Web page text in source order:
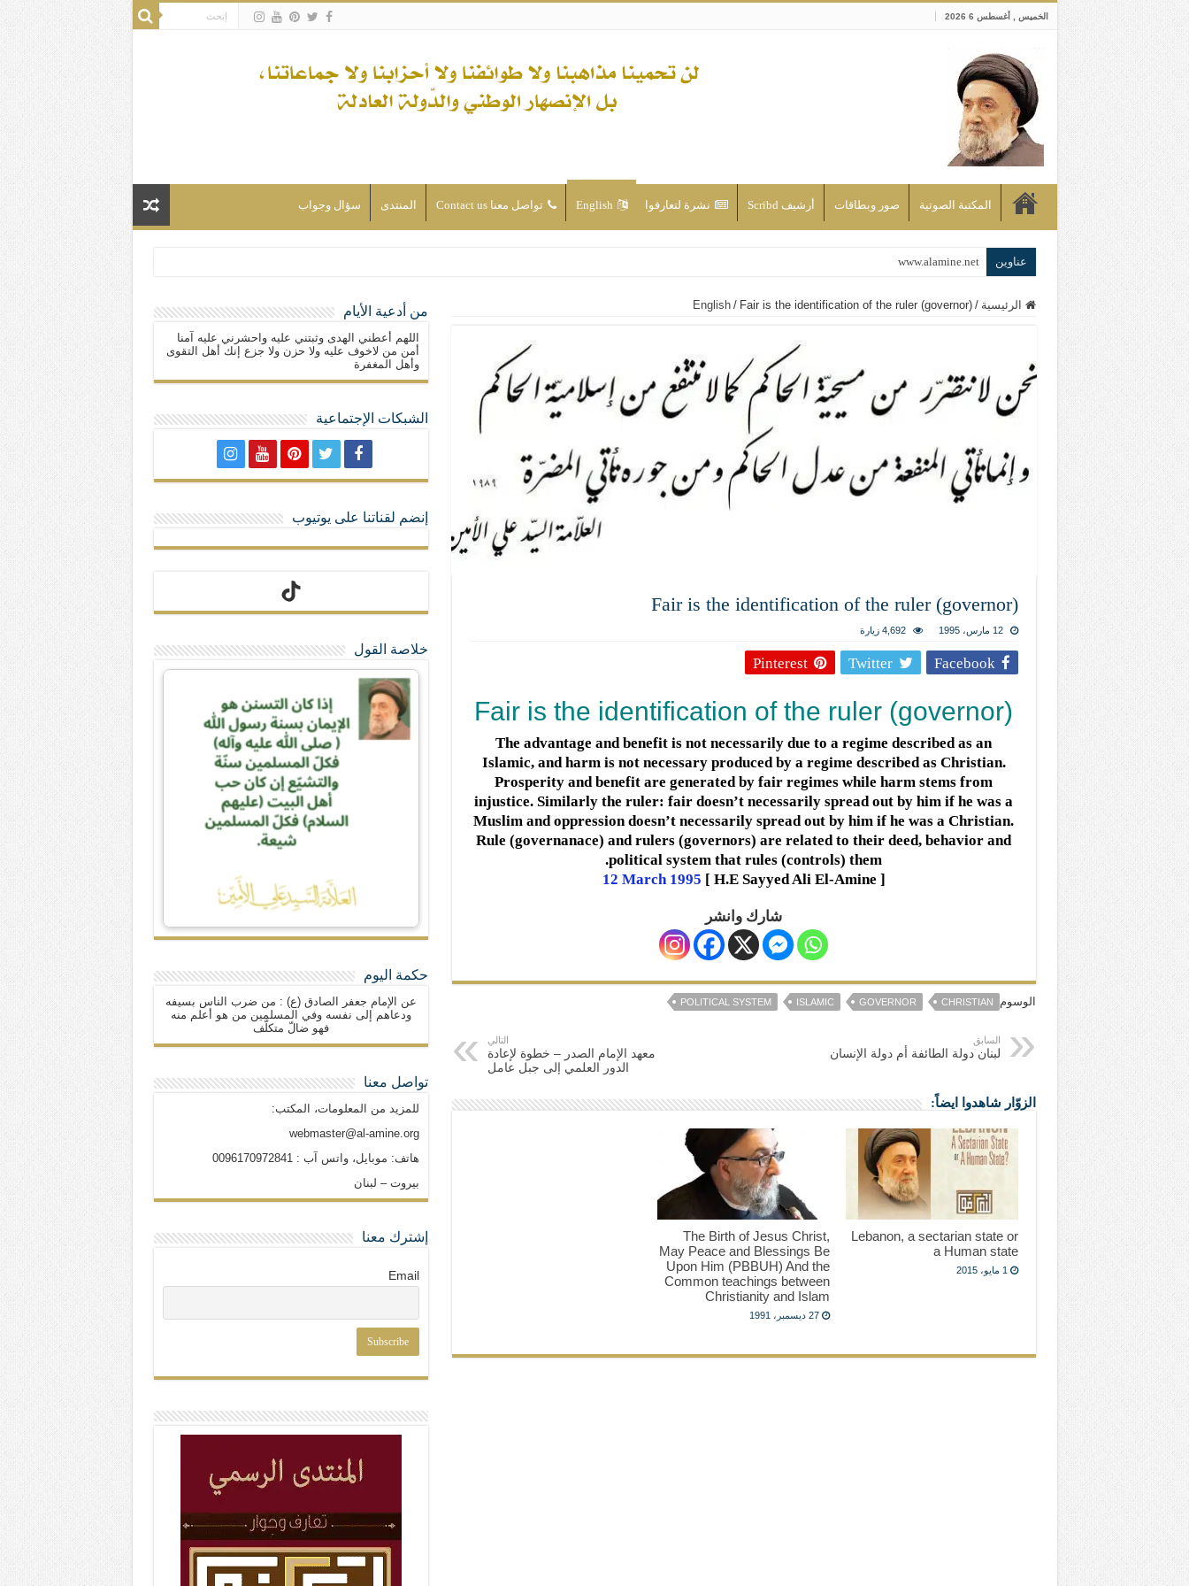
الخميس , أغسطس 6 2026
المكتبة الصوتية صور وبطاقات أرشيف Scribd نشرة لتعارفوا English تواصل معنا Contact us المنتدى سؤال وجواب
عناوين www.alamine.net
إذا كان التسنن هو الإيمان بسنة رسول الله ( صلى الله عليه وآله) فكلّ المسلمين سنّة والتشيّع إن كان حب أهل البيت (عليهم السلام) فكلّ المسلمين شيعة.
علاقات المذاهب والأديان لا يجوز أن تكون على حساب الأوطان
لن تحمينا مذاهبنا ولا طوائفنا ولا أحزابنا ولا جماعاتنا، بل الإنصهار الوطني والدولة العادلة
المذاهب ليست قدرًا لا يمكن تجاوزه
ليست المنفعة تأتي من إسلامية النّظام كما لا تأتي المضرة من مسيحية النظام
المتهاون بوطنه متهاون بدينه حتماً
نسج العلاقة مع الآخر تكون من خلال منظومة القيم و المبادئ الانسانية التي تجعل الناس سواسية لا تفرق بينهم أعراق و ألوان و لا تمنحهم الامتيازات أنساب و أديان
الرئيسية /
English / Fair is the identification of the ruler (governor)
Fair is the identification of the ruler (governor)
12 مارس، 1995 4,692 زيارة
Facebook
Twitter
Pinterest
Fair is the identification of the ruler (governor)
The advantage and benefit is not necessarily due to a regime described as an
Islamic, and harm is not necessary produced by a regime described as Christian.
Prosperity and benefit are generated by fair regimes while harm stems from
injustice. Similarly the ruler: fair doesn’t necessarily spread out by him if he was a
Muslim and oppression doesn’t necessarily spread out by him if he was a Christian.
Rule (governanace) and rulers (governors) are related to their deed, behavior and
political system that rules (controls) them.
[ H
.E Sayyed Ali El-Amine ]
12 March 1995
شارك وانشر
الوسوم CHRISTIAN
GOVERNOR
ISLAMIC
POLITICAL SYSTEM
السابق
لبنان دولة الطائفة أم دولة الإنسان
التالي
معهد الإمام الصدر – خطوة لإعادة
الدور العلمي إلى جبل عامل
الزوّار شاهدوا ايضاً:
Lebanon, a sectarian state or
a Human state
1 مايو، 2015
The Birth of Jesus Christ,
May Peace and Blessings Be
Upon Him (PBBUH) And the
Common teachings between
Christianity and Islam
27 ديسمبر، 1991
من أدعية الأيام
اللهم أعطني الهدى وثبتني عليه واحشرني عليه آمنا
أمن من لاخوف عليه ولا حزن ولا جزع إنك أهل التقوى
وأهل المغفرة
الشبكات الإجتماعية
إنضم لقناتنا على يوتيوب
خلاصة القول
حكمة اليوم
عن الإمام جعفر الصادق (ع) : من ضرب الناس بسيفه
ودعاهم إلى نفسه وفي المسلمين من هو أعلم منه
فهو ضالّ متكلّف
تواصل معنا
للمزيد من المعلومات، المكتب:
webmaster@al-amine.org
هاتف: موبايل، واتس آب : 0096170972841
بيروت – لبنان
إشترك معنا
Email